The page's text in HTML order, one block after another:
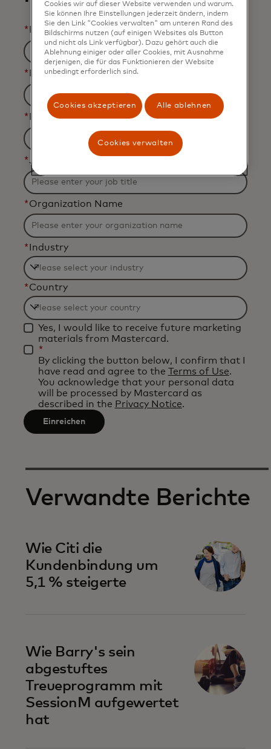
* First Name
* Last Name
* Business Email Address
*Job Title
*Organization Name
* Industry
Filtering
will
be
applied
after
3
characters.
*Country
Filtering
will
be
applied
after
characters.
Yes, I would like to receive future marketing
materials from Mastercard.
*
By clicking the button below, I confirm that I
have read and agree to the Terms of Use.
You acknowledge that your personal data
will be processed by Mastercard as
described in the Privacy Notice.
Einreichen
Verwandte Berichte
Wie Citi die
Kundenbindung um
5,1 % steigerte
Wie Barry's sein
abgestuftes
Treueprogramm mit
SessionM aufgewertet
hat
Cookies wir auf dieser Website verwenden und warum.
Sie können Ihre Einstellungen jederzeit ändern, indem
Sie den Link "Cookies verwalten" am unteren Rand des
Bildschirms nutzen (auf einigen Websites als Button
und nicht als Link verfügbar). Dazu gehört auch die
Ablehnung einiger oder aller Cookies, mit Ausnahme
derjenigen, die für das Funktionieren der Website
unbedingt erforderlich sind.
Cookies akzeptieren Alle ablehnen
Cookies verwalten